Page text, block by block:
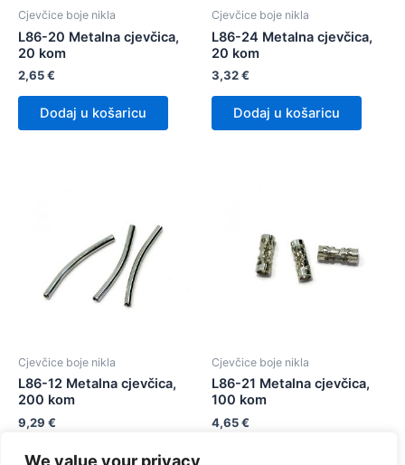
We value your privacy
Cjevčice boje nikla
L86-20 Metalna cjevčica,
20 kom
2,65€
Dodaj u košaricu
Cjevčice boje nikla
L86-24 Metalna cjevčica,
20 kom
3,32€
Dodaj u košaricu
Cjevčice boje nikla
L86-12 Metalna cjevčica,
200 kom
9,29 €
Dodaj u košaricu
Cjevčice boje nikla
L86-21 Metalna cjevčica,
100 kom
4,65€